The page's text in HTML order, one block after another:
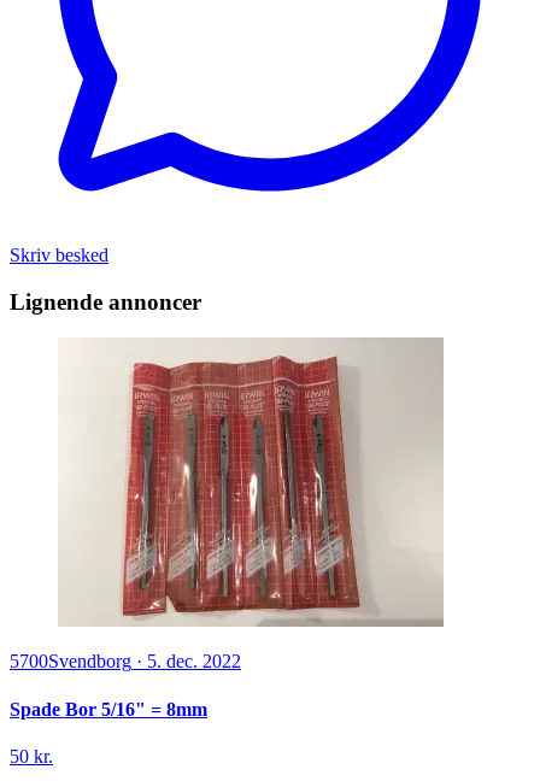
Skriv besked
Lignende annoncer
5700Svendborg · 5. dec. 2022
Spade Bor 5/16" = 8mm
50 kr.